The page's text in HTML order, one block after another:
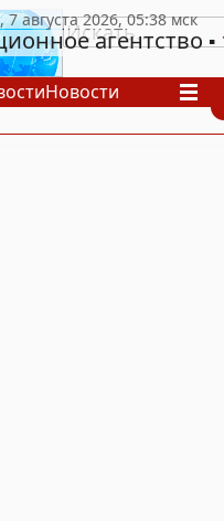
агентство
Новости